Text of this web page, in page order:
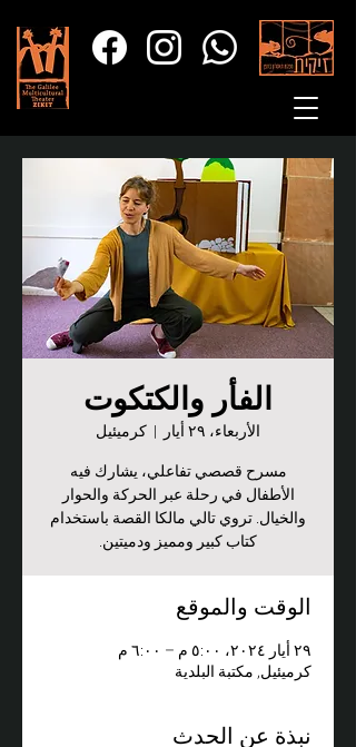
الفأر والكتكوت
الأربعاء، ٢٩ أيار
  |
كرميئيل
مسرح قصصي تفاعلي، يشارك فيه
الأطفال في رحلة عبر الحركة والحوار
والخيال. تروي تالي مالكا القصة باستخدام
كتاب كبير ومميز ودميتين.
الوقت والموقع
٢٩ أيار ٢٠٢٤، ٥:٠٠ م – ٦:٠٠ م
كرميئيل, مكتبة البلدية
نبذة عن الحدث